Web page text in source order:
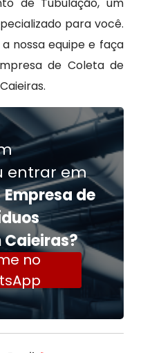
para você.
nossa equipe e faça
de Coleta de
entrar em
Empresa de
no